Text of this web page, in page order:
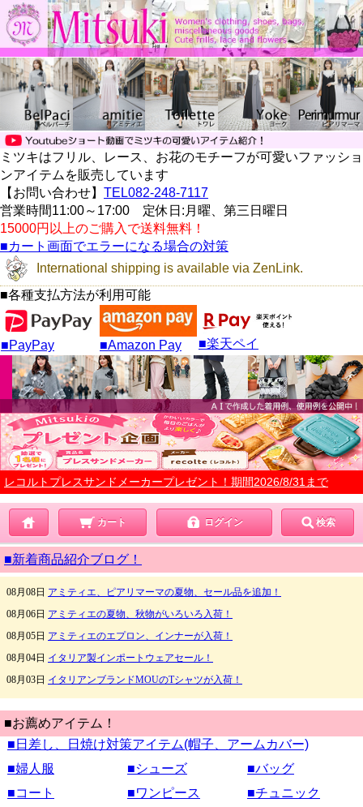
ミツキはフリル、レース、お花のモチーフが可愛いファッショ
ンアイテムを販売しています
【お問い合わせ】 TEL082-248-7117
営業時間11:00～17:00 定休日:月曜、第三日曜日
15000円以上のご購入で送料無料！
■カート画面でエラーになる場合の対策
International shipping is available via ZenLink.
■各種支払方法が利用可能
■PayPay ■Amazon Pay ■楽天ペイ
レコルトプレスサンドメーカープレゼント！期間2026/8/31まで
カート ログイン 検索
■新着商品紹介ブログ！
■お薦めアイテム！
■日差し、日焼け対策アイテム(帽子、アームカバー)
■婦人服
■シューズ
■バッグ
■コート
■ワンピース
■チュニック